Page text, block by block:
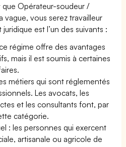
que Opérateur-soudeur /
vague, vous serez travailleur
est l’un des suivants :
régime offre des avantages
mais il est soumis à certaines
métiers qui sont réglementés
Les avocats, les
et les consultants font, par
catégorie.
: les personnes qui exercent
artisanale ou agricole de